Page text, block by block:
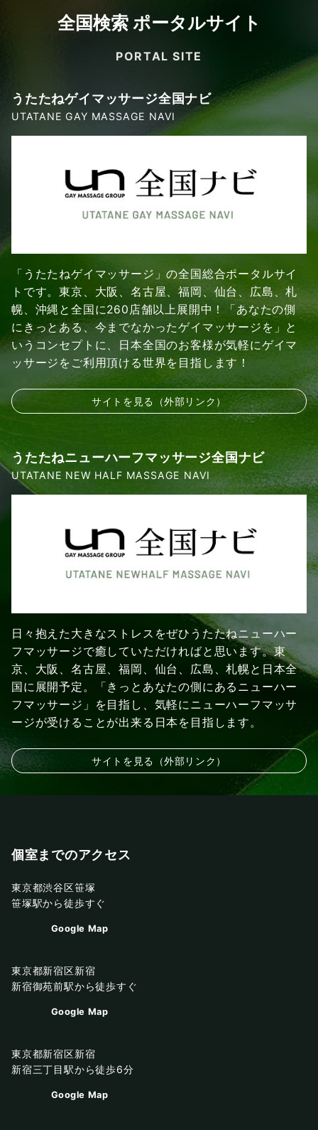
全国検索 ポータルサイト
PORTAL SITE
うたたねゲイマッサージ全国ナビ
UTATANE GAY MASSAGE NAVI
「うたたねゲイマッサージ」の全国総合ポータルサイ
トです。東京、大阪、名古屋、福岡、仙台、広島、札
幌、沖縄と全国に260店舗以上展開中！「あなたの側
にきっとある、今までなかったゲイマッサージを」と
いうコンセプトに、日本全国のお客様が気軽にゲイマ
ッサージをご利用頂ける世界を目指します！
サイトを見る（外部リンク）
うたたねニューハーフマッサージ全国ナビ
UTATANE NEW HALF MASSAGE NAVI
日々抱えた大きなストレスをぜひうたたねニューハー
フマッサージで癒していただければと思います。東
京、大阪、名古屋、福岡、仙台、広島、札幌と日本全
国に展開予定。「きっとあなたの側にあるニューハー
フマッサージ」を目指し、気軽にニューハーフマッサ
ージが受けることが出来る日本を目指します。
サイトを見る（外部リンク）
個室までのアクセス
東京都渋谷区笹塚
笹塚駅から徒歩すぐ
Google Map
東京都新宿区新宿
新宿御苑前駅から徒歩すぐ
Google Map
東京都新宿区新宿
新宿三丁目駅から徒歩6分
Google Map